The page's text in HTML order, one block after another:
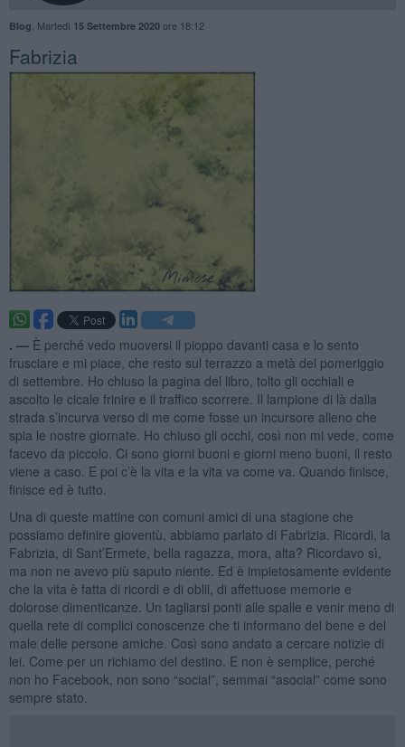
Blog Martedì 15 Settembre 2020ore 18:12
Fabrizia
. — È perché vedo muoversi il pioppo davanti casa e lo sento
frusciare e mi piace, che resto sul terrazzo a metà del pomeriggio
di settembre. Ho chiuso la pagina del libro, tolto gli occhiali e
ascolto le cicale frinire e il traffico scorrere. Il lampione di là dalla
strada s’incurva verso di me come fosse un incursore alieno che
spia le nostre giornate. Ho chiuso gli occhi, così non mi vede, come
facevo da piccolo. Ci sono giorni buoni e giorni meno buoni, il resto
viene a caso. E poi c’è la vita e la vita va come va. Quando finisce,
finisce ed è tutto.
Una di queste mattine con comuni amici di una stagione che
possiamo definire gioventù, abbiamo parlato di Fabrizia. Ricordi, la
Fabrizia, di Sant’Ermete, bella ragazza, mora, alta? Ricordavo sì,
ma non ne avevo più saputo niente. Ed è impietosamente evidente
che la vita è fatta di ricordi e di oblii, di affettuose memorie e
dolorose dimenticanze. Un tagliarsi ponti alle spalle e venir meno di
quella rete di complici conoscenze che ti informano del bene e del
male delle persone amiche. Così sono andato a cercare notizie di
lei. Come per un richiamo del destino. E non è semplice, perché
non ho Facebook, non sono “social”, semmai “asocial” come sono
sempre stato.